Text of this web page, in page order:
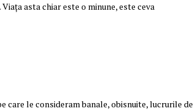
asta chiar este o minune, este ceva
care le consideram banale, obisnuite, lucrurile de